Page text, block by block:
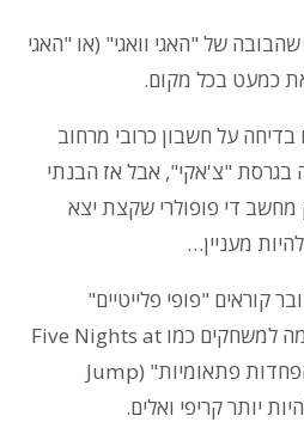
של "האגי וואגי" (או "האגי
כמעט בכל מקום.
על חשבון כרובי מרחוב
בגרסת "צ'אקי", אבל אז הבנתי
די פופולרי שקצת יצא
מעניין…
"פופי פלייטיים"
(Poppy Playtime). בדומה למשחקים כמו Five Nights at
Freddy's, יש בו הרבה "הפחדות פתאומיות" (Jump